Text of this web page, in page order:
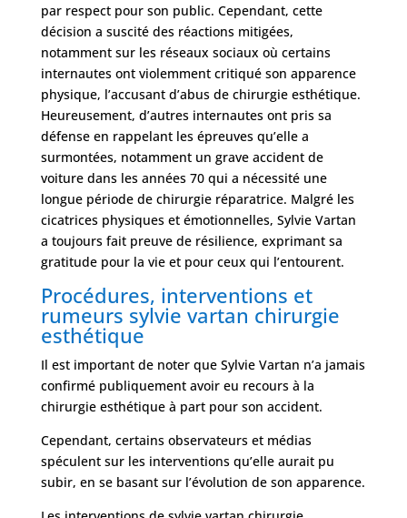
par respect pour son public. Cependant, cette
décision a suscité des réactions mitigées,
notamment sur les réseaux sociaux où certains
internautes ont violemment critiqué son apparence
physique, l’accusant d’abus de chirurgie esthétique.
Heureusement, d’autres internautes ont pris sa
défense en rappelant les épreuves qu’elle a
surmontées, notamment un grave accident de
voiture dans les années 70 qui a nécessité une
longue période de chirurgie réparatrice. Malgré les
cicatrices physiques et émotionnelles, Sylvie Vartan
a toujours fait preuve de résilience, exprimant sa
gratitude pour la vie et pour ceux qui l’entourent.
Procédures, interventions et
rumeurs sylvie vartan chirurgie
esthétique
Il est important de noter que Sylvie Vartan n’a jamais
confirmé publiquement avoir eu recours à la
chirurgie esthétique à part pour son accident.
Cependant, certains observateurs et médias
spéculent sur les interventions qu’elle aurait pu
subir, en se basant sur l’évolution de son apparence.